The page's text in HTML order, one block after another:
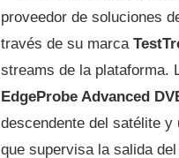
proveedor de soluciones
través de su marca
streams de la plataforma.
EdgeProbe Advanced
descendente del satélite y
que supervisa la salida